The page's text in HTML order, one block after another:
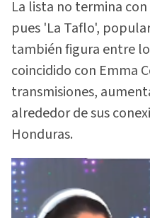
La lista no termina
pues 'La Taflo',
también figura entre
coincidido con Emma
transmisiones,
alrededor de sus
Honduras.